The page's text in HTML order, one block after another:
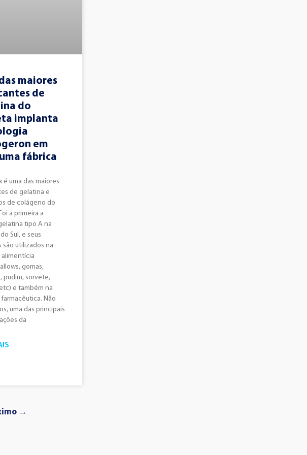
maiores
de
do
implanta
em
fábrica
é uma das maiores
de gelatina e
de colágeno do
a primeira a
tipo A na
Sul, e seus
são utilizados na
alimentícia
gomas,
pudim, sorvete,
e também na
Não
uma das principais
da
→